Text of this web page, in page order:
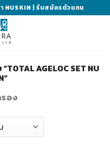
า NUSKIN | รับสมัครตัวแทน
AGELOC SET NU
อง